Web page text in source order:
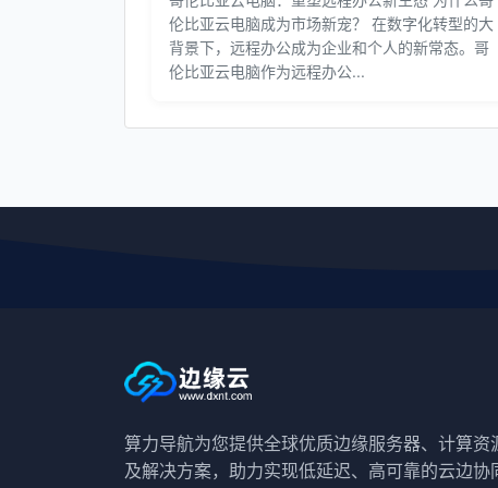
伦比亚云电脑成为市场新宠？ 在数字化转型的大
背景下，远程办公成为企业和个人的新常态。哥
伦比亚云电脑作为远程办公...
算力导航为您提供全球优质边缘服务器、计算资
及解决方案，助力实现低延迟、高可靠的云边协